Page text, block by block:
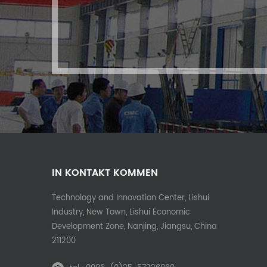
IN KONTAKT KOMMEN
Technology and Innovation Center, Lishui
Industry, New Town, Lishui Economic
Development Zone, Nanjing, Jiangsu, China
211200